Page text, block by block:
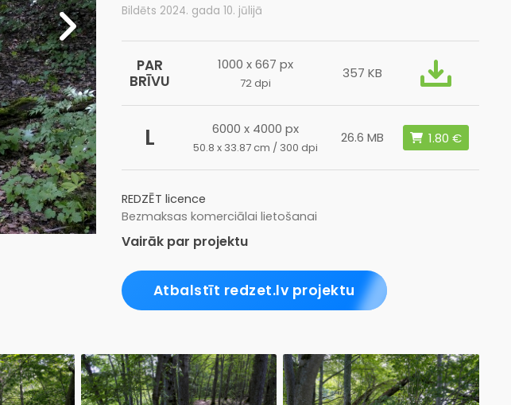
Bildēts 2024. gada 10. jūlijā
PAR
BRĪVU
1000 x 667 px
72 dpi
357 KB
L 6000 x 4000 px
50.8 x 33.87 cm / 300 dpi
26.6 MB
REDZĒT licence
Bezmaksas komerciālai lietošanai
Vairāk par projektu
Atbalstīt redzet.lv projektu